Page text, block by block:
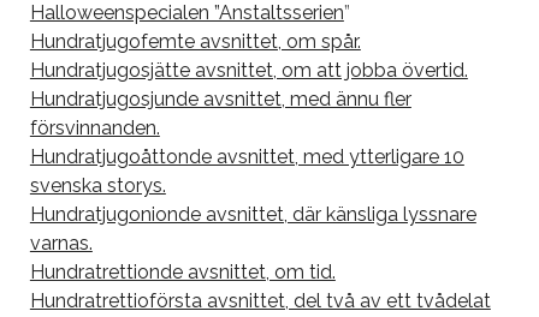
Halloweenspecialen ”Anstaltsserien”
Hundratjugofemte avsnittet, om spår.
Hundratjugosjätte avsnittet, om att jobba övertid.
Hundratjugosjunde avsnittet, med ännu fler
försvinnanden.
Hundratjugoåttonde avsnittet, med ytterligare 10
svenska storys.
Hundratjugonionde avsnittet, där känsliga lyssnare
varnas.
Hundratrettionde avsnittet, om tid.
Hundratrettioförsta avsnittet, del två av ett tvådelat